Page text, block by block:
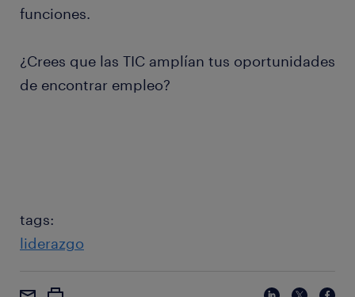
funciones.
¿Crees que las TIC amplían tus oportunidades
de encontrar empleo?
tags:
liderazgo